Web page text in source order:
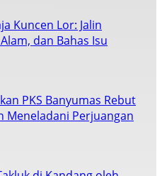
Kuncen Lor: Jalin
dan Bahas Isu
PKS Banyumas Rebut
Meneladani Perjuangan